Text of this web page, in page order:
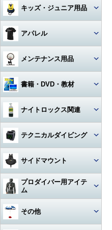
スーツバッグ
その他
バッグアクセサリー・パーツ・
その他
カレントフック
その他
指示棒
ベル・シェーカー
マスク曇り止め
トランシーバー・水中通話装置
ハンガー
時計（ダイバーウォッチ）
ログブック
リール
フロート
ロープ
日焼け止め・クラゲ除け
アンクルウェイト
ソフトウェイト
ウェイトベルトアクセサリー・
その他
ライフジャケット
アクセサリー・その他
スノーケル
フリーダイビングコンピュータ
ー
アクセサリー・その他
セット
マスク・スノーケル
フィン・ブーツ・グローブ
アクセサリー・その他
キッズ・ジュニア用品
ウェット・ウェア・ラッシュ
その他・アクセサリー
アパレル
Tシャツ
パーカー
ジャケット
パンツ
帽子
水着
サングラス
タオル
サンダル
メンテナンス用品
グリス・オイル
Oリング
ボンド
エアーガン
工具
ホース‐レギュレター
ホース‐BC
書籍・DVD・教材
図鑑
教材
その他
ナイトロックス関連
レギュレター
ゲージ
タンク
アクセサリー・その他
テクニカルダイビング
BC（プラダー・ウィング）
ダイブコンピューター
フィン
タンク関連
サイドマウント
レギュレター
アクセサリー・その他
プロダイバー用アイテ
ム
マスク・フィン
その他